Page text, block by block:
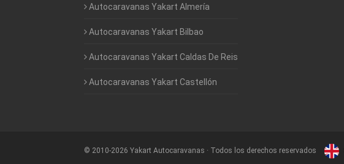
Autocaravanas Yakart Almería
Autocaravanas Yakart Bilbao
Autocaravanas Yakart Caldas De Reis
Autocaravanas Yakart Castellón
© 2010-2026 Yakart Autocaravanas · Todos los derechos reservados